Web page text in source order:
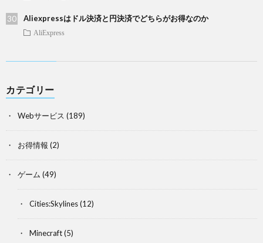
Aliexpressはドル決済と円決済でどちらがお得なのか
AliExpress
カテゴリー
Webサービス (189)
お得情報 (2)
ゲーム (49)
Cities:Skylines(12)
Minecraft(5)